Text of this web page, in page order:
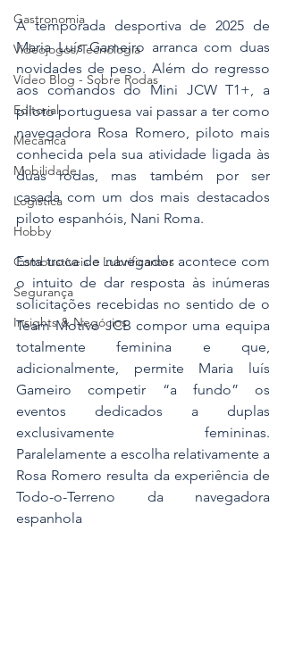
Gastronomia
Videojogos/Tecnologia
Vídeo Blog - Sobre Rodas
Editorial
Mecânica
Mobilidade
Logística
Hobby
Combustíveis e Lubrificantes
Segurança
Insights & Negócios
A temporada desportiva de 2025 de
Maria Luís Gameiro arranca com duas
novidades de peso. Além do regresso
aos comandos do Mini JCW T1+, a
piloto portuguesa vai passar a ter como
navegadora Rosa Romero, piloto mais
conhecida pela sua atividade ligada às
duas rodas, mas também por ser
casada com um dos mais destacados
piloto espanhóis, Nani Roma.
Esta troca de navegador acontece com
o intuito de dar resposta às inúmeras
solicitações recebidas no sentido de o
Team Motivo JCB compor uma equipa
totalmente feminina e que,
adicionalmente, permite Maria luís
Gameiro competir “a fundo” os
eventos dedicados a duplas
exclusivamente femininas.
Paralelamente a escolha relativamente a
Rosa Romero resulta da experiência de
Todo-o-Terreno da navegadora
espanhola